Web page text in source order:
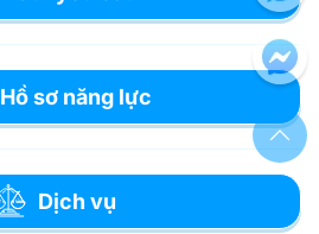
Hồ sơ năng lực
Dịch vụ